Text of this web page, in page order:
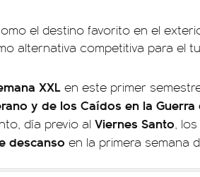
el destino favorito en el
alternativa competitiva para el
XXL en este primer
y de los Caídos en la Guerra
día previo al Viernes Santo,
descanso en la primera semana